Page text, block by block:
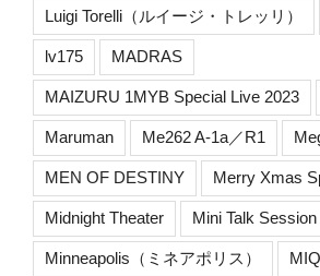
Luigi Torelli（ルイージ・トレッリ）
lv175 MADRAS
MAIZURU 1MYB Special Live 2023
Maruman Me262 A-1a／R1
MEN OF DESTINY Merry Xmas
Midnight Theater Mini Talk Session
Minneapolis（ミネアポリス）